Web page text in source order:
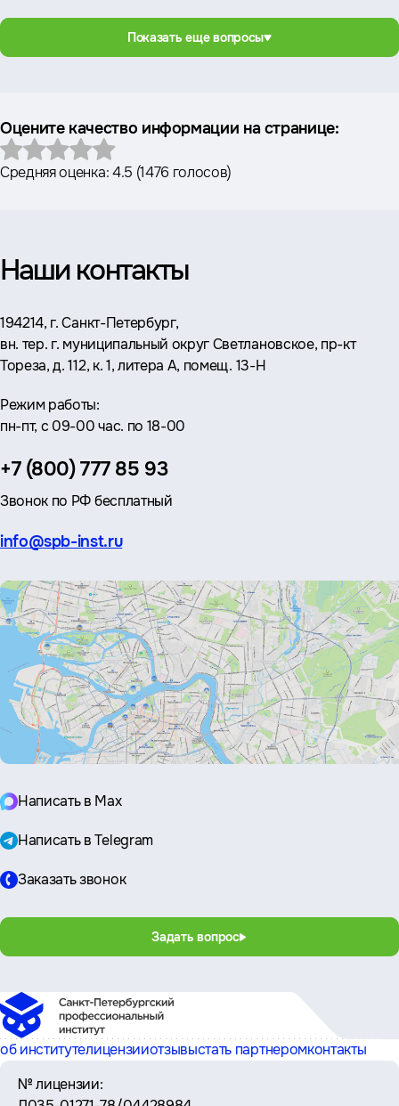
Показать еще вопросы
Оцените качество информации на странице:
Средняя оценка:4.5 (1476 голосов)
Наши контакты
Адрес:
194214, г. Санкт-Петербург,
вн. тер. г. муниципальный округ Светлановское, пр-кт
Тореза, д. 112, к. 1, литера А, помещ. 13-Н
Режим работы:
пн-пт, с 09-00 час. по 18-00
Телефон:
+7 (800) 777 85 93
Звонок по РФ бесплатный
Эл.
info@spb-inst.ru
Написать в Max
Написать в Telegram
Заказать звонок
Задать вопрос
об институтелицензииотзывыстать партнеромконтакты
№ лицензии: